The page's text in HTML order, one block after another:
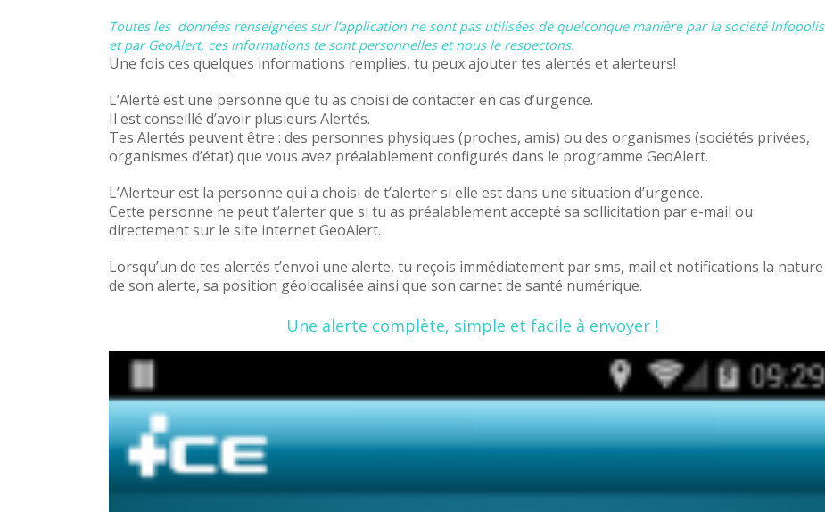
Toutes les données renseignées sur l’application ne sont pas utilisées de quelconque manière par la société Infopolis
et par GeoAlert, ces informations te sont personnelles et nous le respectons.
Une fois ces quelques informations remplies, tu peux ajouter tes alertés et alerteurs!
L’Alerté est une personne que tu as choisi de contacter en cas d’urgence.
Il est conseillé d’avoir plusieurs Alertés.
Tes Alertés peuvent être : des personnes physiques (proches, amis) ou des organismes (sociétés privées,
organismes d’état) que vous avez préalablement configurés dans le programme GeoAlert.
L’Alerteur est la personne qui a choisi de t’alerter si elle est dans une situation d’urgence.
Cette personne ne peut t’alerter que si tu as préalablement accepté sa sollicitation par e-mail ou
directement sur le site internet GeoAlert.
Lorsqu’un de tes alertés t’envoi une alerte, tu reçois immédiatement par sms, mail et notifications la nature
de son alerte, sa position géolocalisée ainsi que son carnet de santé numérique.
Une alerte complète, simple et facile à envoyer !